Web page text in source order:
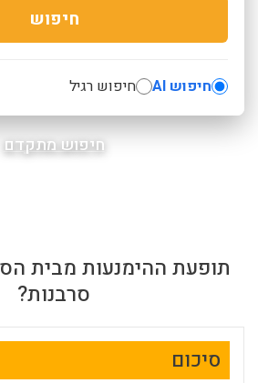
חיפוש
חיפוש AI חיפוש רגיל
חיפוש מתקדם
תופעת ההימנעות מבית
סרבנות?
סיכום